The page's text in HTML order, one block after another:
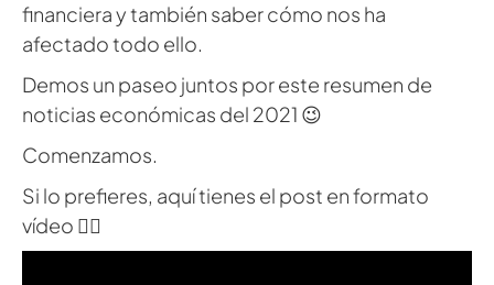
financiera y también saber cómo nos ha
afectado todo ello.
Demos un paseo juntos por este resumen de
noticias económicas del 2021 😉
Comenzamos.
Si lo prefieres, aquí tienes el post en formato
vídeo 👇🏻